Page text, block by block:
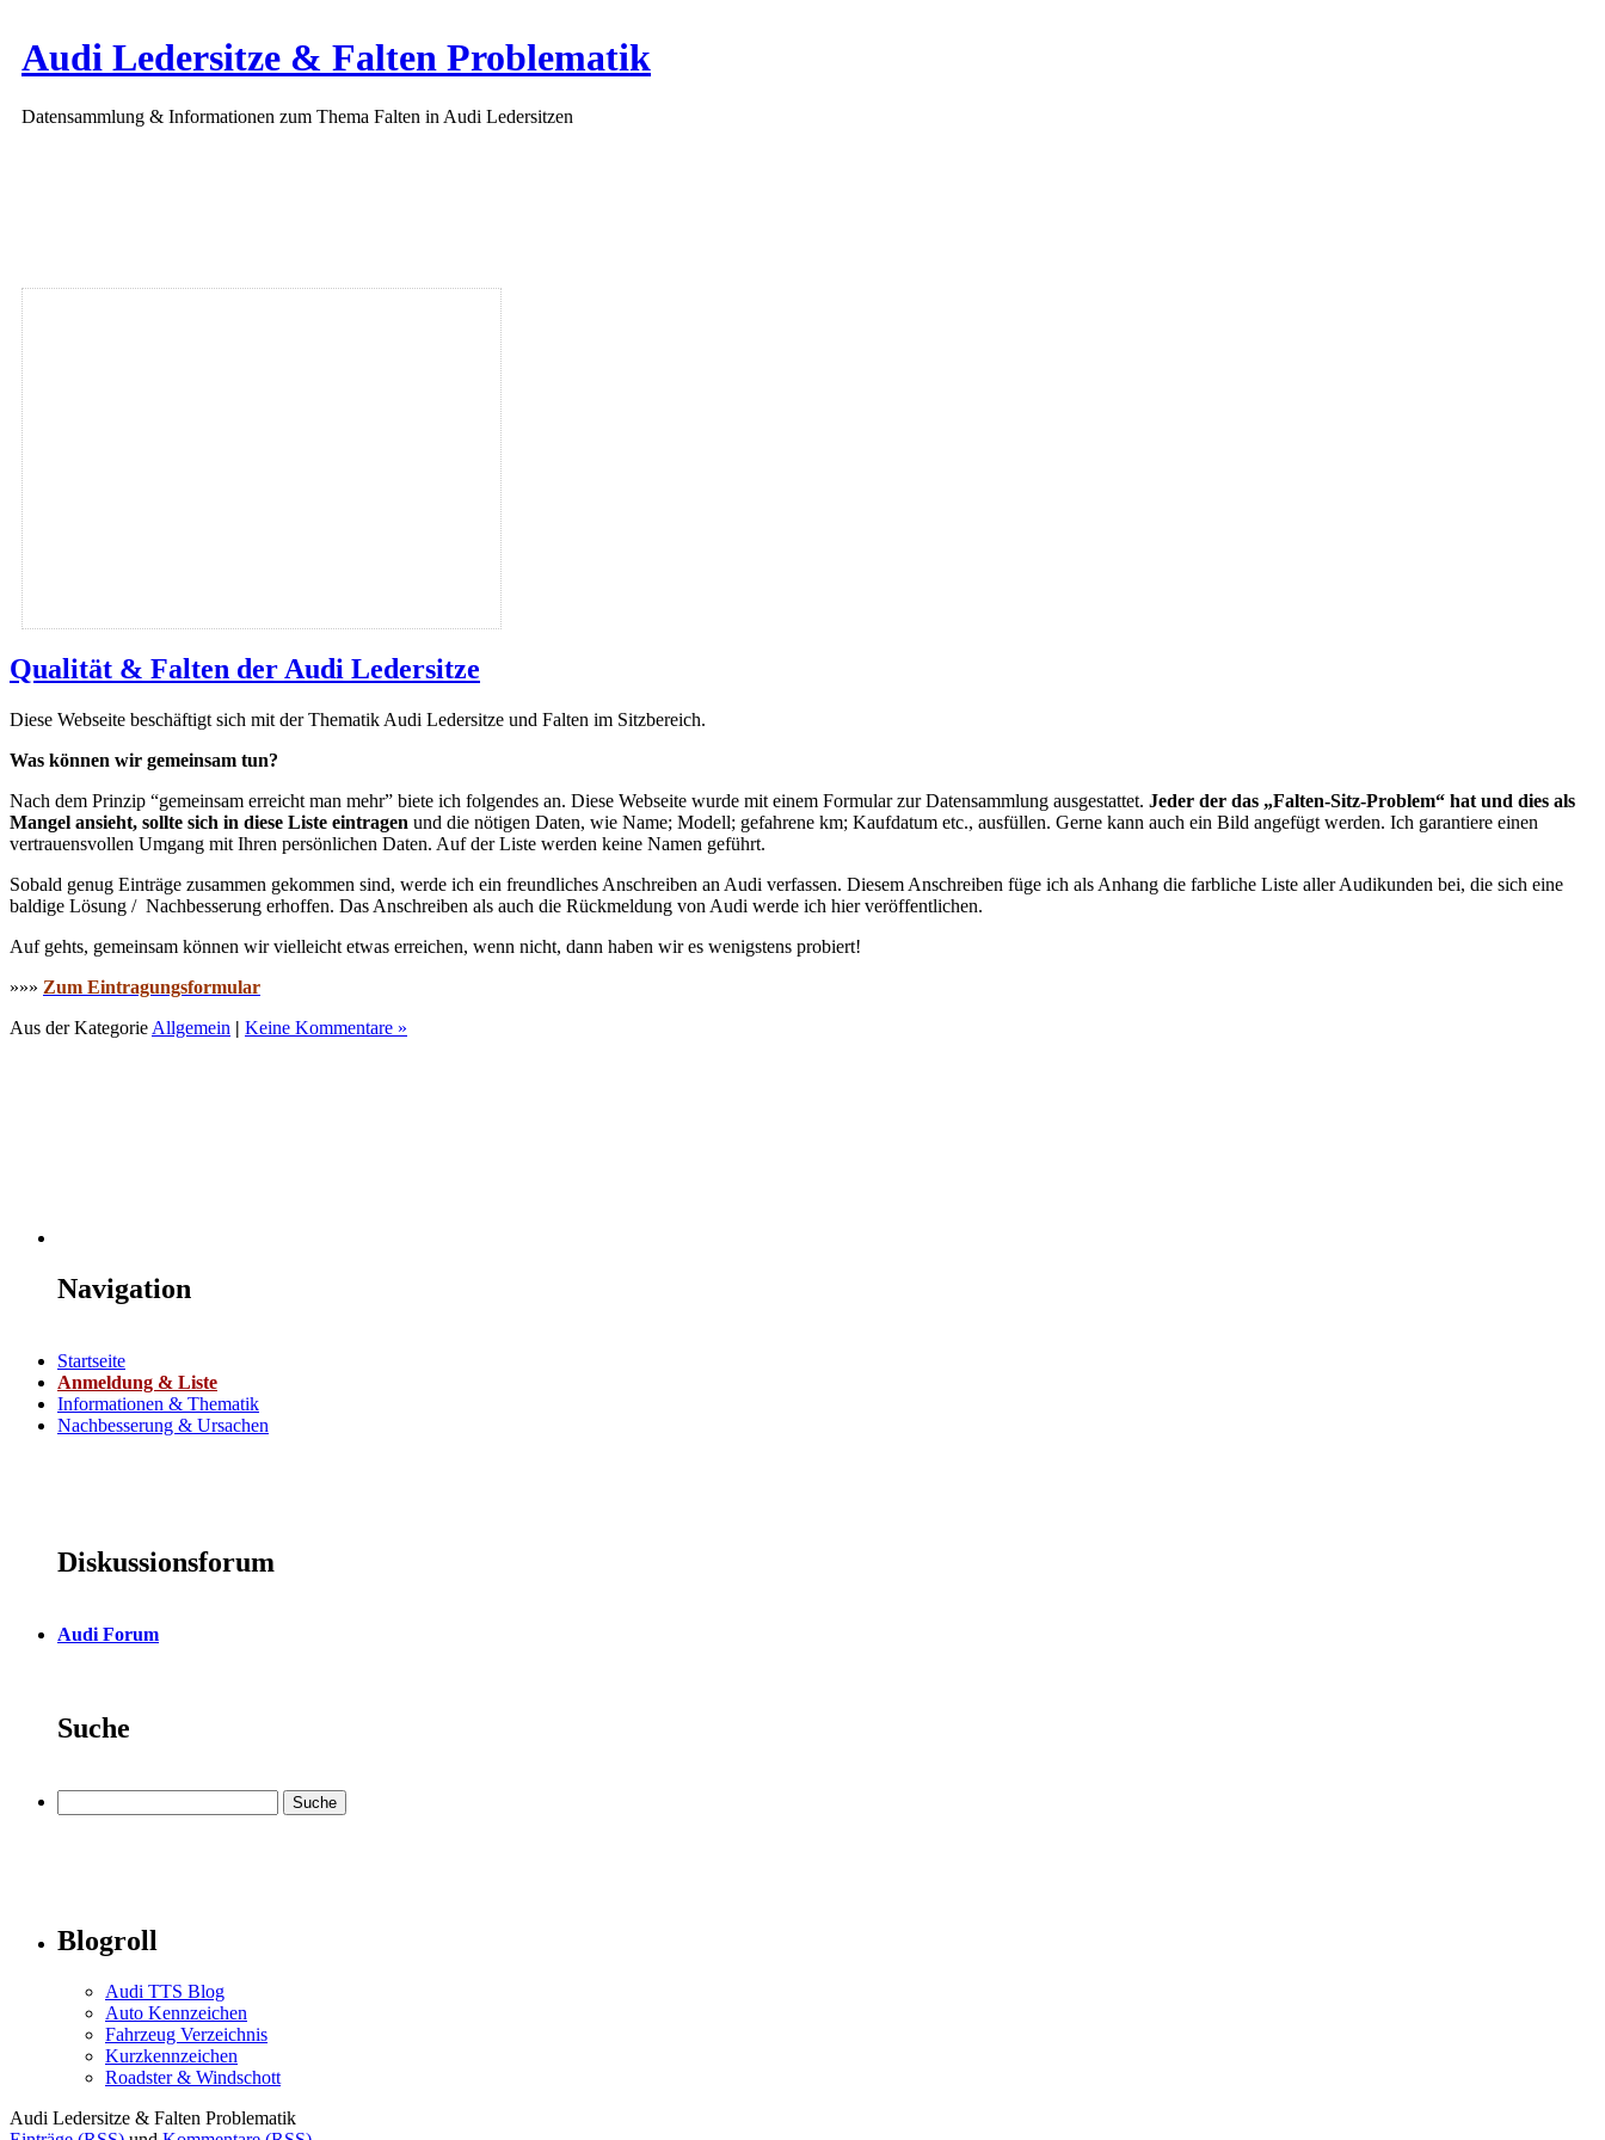
Audi Ledersitze & Falten Problematik
Datensammlung & Informationen zum Thema Falten in Audi Ledersitzen
Qualität & Falten der Audi Ledersitze
Diese Webseite beschäftigt sich mit der Thematik Audi Ledersitze und Falten im Sitzbereich.
Was können wir gemeinsam tun?
Nach dem Prinzip “gemeinsam erreicht man mehr” biete ich folgendes an. Diese Webseite wurde mit einem Formular zur Datensammlung ausgestattet. Jeder der das „Falten-Sitz-Problem“ hat und dies als
Mangel ansieht, sollte sich in diese Liste eintragen und die nötigen Daten, wie Name; Modell; gefahrene km; Kaufdatum etc., ausfüllen. Gerne kann auch ein Bild angefügt werden. Ich garantiere einen
vertrauensvollen Umgang mit Ihren persönlichen Daten. Auf der Liste werden keine Namen geführt.
Sobald genug Einträge zusammen gekommen sind, werde ich ein freundliches Anschreiben an Audi verfassen. Diesem Anschreiben füge ich als Anhang die farbliche Liste aller Audikunden bei, die sich eine
baldige Lösung / Nachbesserung erhoffen. Das Anschreiben als auch die Rückmeldung von Audi werde ich hier veröffentlichen.
Auf gehts, gemeinsam können wir vielleicht etwas erreichen, wenn nicht, dann haben wir es wenigstens probiert!
»»» Zum Eintragungsformular
Aus der Kategorie Allgemein | Keine Kommentare »
Navigation
Startseite
Anmeldung & Liste
Informationen & Thematik
Nachbesserung & Ursachen
Diskussionsforum
Audi Forum
Suche
Blogroll
Audi TTS Blog
Auto Kennzeichen
Fahrzeug Verzeichnis
Kurzkennzeichen
Roadster & Windschott
Audi Ledersitze & Falten Problematik